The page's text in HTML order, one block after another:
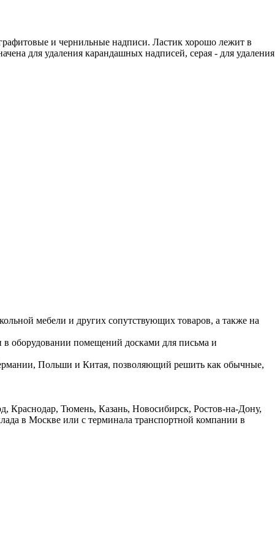
и чернильные надписи. Ластик хорошо лежит в
для удаления карандашных надписей, серая - для удаления
мебели и других сопутствующих товаров, а также на
оборудовании помещений досками для письма и
Польши и Китая, позволяющий решить как обычные,
Краснодар, Тюмень, Казань, Новосибирск, Ростов-на-Дону,
в Москве или с терминала транспортной компании в